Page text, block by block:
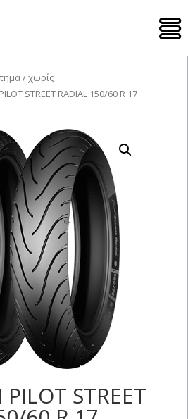
/χωρίς
STREET RADIAL 150/60 R 17
STREET